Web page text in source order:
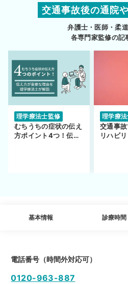
交通事故後の通院
弁護士・医師・柔
各専門家監修の記
理学療法士監修
むちうちの症状の伝え
方ポイント4つ！伝え
理学療
交通事
リハビ
基本情報 診療時間
電話番号（時間外対応可）
0120-963-887